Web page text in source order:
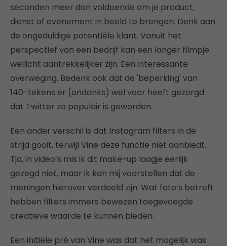
seconden meer dan voldoende om je product,
dienst of evenement in beeld te brengen. Denk aan
de ongeduldige potentiële klant. Vanuit het
perspectief van een bedrijf kan een langer filmpje
wellicht aantrekkelijker zijn. Een interessante
overweging. Bedenk ook dat de 'beperking' van
140-tekens er (ondanks) wel voor heeft gezorgd
dat Twitter zo populair is geworden.
Een ander verschil is dat Instagram filters in de
strijd gooit, terwijl Vine deze functie niet aanbiedt.
Tja, in video’s mis ik dit make-up laagje eerlijk
gezegd niet, maar ik kan mij voorstellen dat de
meningen hierover verdeeld zijn. Wat foto’s betreft
hebben filters immers bewezen toegevoegde
creatieve waarde te kunnen bieden.
Een initiële pré van Vine was dat het mogelijk was